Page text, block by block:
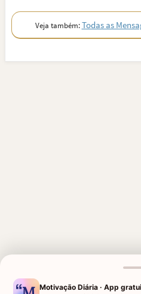
Veja também:Todas as
MENSAGENS
Motivação Diária · App